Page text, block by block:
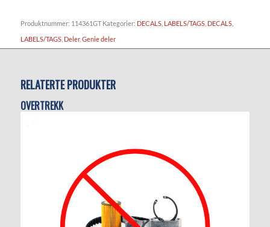
Produktnummer: 114361GT Kategorier: DECALS, LABELS/TAGS, DECALS,
LABELS/TAGS, Deler, Genie deler
RELATERTE PRODUKTER
OVERTREKK